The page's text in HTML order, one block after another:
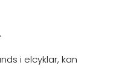
i elcyklar, kan